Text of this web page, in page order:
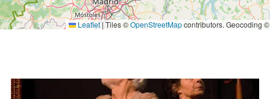
Leaflet|Tiles ©OpenStreetMapcontributors. Geocoding ©